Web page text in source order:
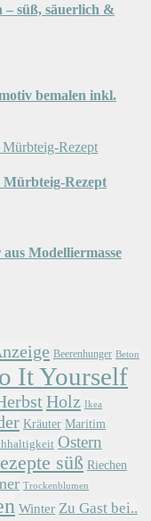
süß, säuerlich &
bemalen inkl.
Mürbteig-Rezept
Modelliermasse
Beerenhunger Beton
It Yourself
Holz Ikea
Kräuter Maritim
Ostern
süß Riechen
Trockenblumen
Winter Zu Gast bei..